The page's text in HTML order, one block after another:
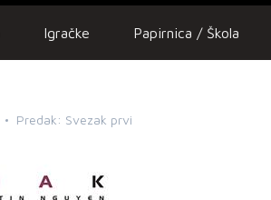
Igračke Papirnica / Škola
Predak: Svezak prvi